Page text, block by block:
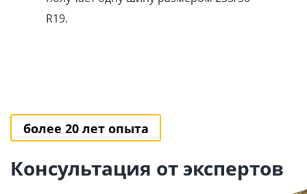
R19.
более 20 лет опыта
Консультация от экспертов